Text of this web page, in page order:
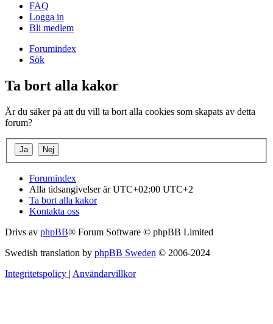
FAQ
Logga in
Bli medlem
Forumindex
Sök
Ta bort alla kakor
Är du säker på att du vill ta bort alla cookies som skapats av detta
forum?
Forumindex
Alla tidsangivelser är UTC+02:00 UTC+2
Ta bort alla kakor
Kontakta oss
Drivs av phpBB® Forum Software © phpBB Limited
Swedish translation by phpBB Sweden © 2006-2024
Integritetspolicy | Användarvillkor